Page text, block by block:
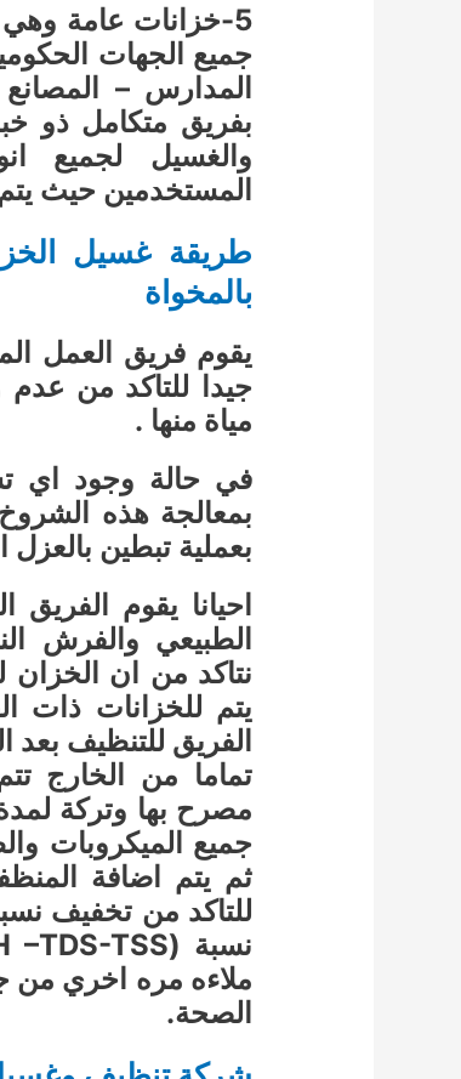
5-خزانات عامة
جميع الجهات
المدارس –
بفريق متكامل ذو
والغسيل لجميع
المستخدمين حيث
طريقة غسيل
بالمخواة
يقوم فريق العمل
جيدا للتاكد من
مياة منها .
في حالة وجود اي
بمعالجة هذه
بعملية تبطين بالعزل
احيانا يقوم
الطبيعي والفرش
نتاكد من ان
يتم للخزانات ذات
الفريق للتنظيف
تماما من الخارج
مصرح بها وتركة
جميع الميكروبات
ثم يتم اضافة
للتاكد من تخفيف
ملاءه مره اخري من
الصحة.